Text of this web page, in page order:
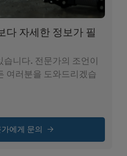
다 자세한 정보가 필
습니다. 전문가의 조언이
여러분을 도와드리겠습
에게 문의